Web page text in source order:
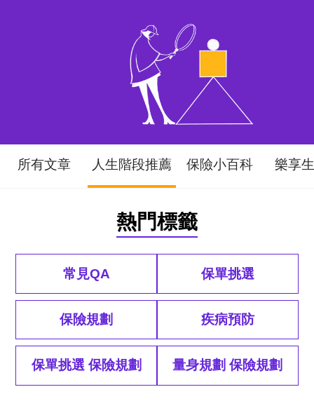
所有文章 人生階段推薦 保險小百科 樂享
熱門標籤
常見QA 保單挑選
保險規劃 疾病預防
保單挑選 保險規劃 量身規劃 保險規劃